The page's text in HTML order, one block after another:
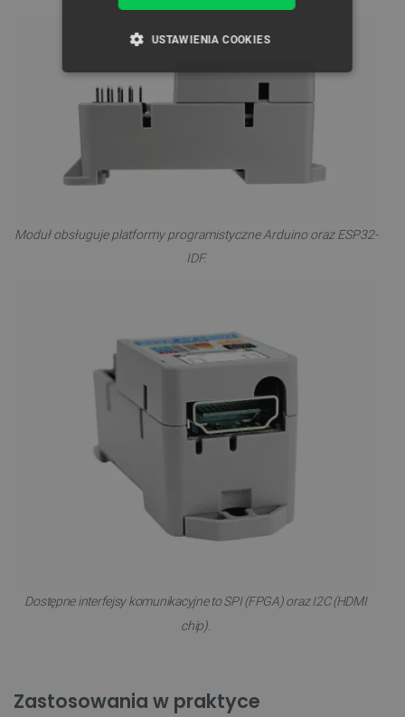
Moduł obsługuje platformy programistyczne Arduino oraz ESP32-
IDF.
Dostępne interfejsy komunikacyjne to SPI (FPGA) oraz I2C (HDMI
chip).
Zastosowania w praktyce
USTAWIENIA COOKIES
WYDAJNOŚĆ
jak logowanie użytkownika i zarządzanie kontem.
Bez niezbędnych plików cookie nie można
prawidłowo korzystać ze strony internetowej.
PrestaShop-[abcdef0123456789]{32}
Polityce prywatności Google